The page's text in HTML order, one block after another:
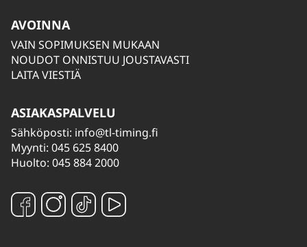
AVOINNA
VAIN SOPIMUKSEN MUKAAN
NOUDOT ONNISTUU JOUSTAVASTI
LAITA VIESTIÄ
ASIAKASPALVELU
Sähköposti: info@tl-timing.fi
Myynti: 045 625 8400
Huolto: 045 884 2000